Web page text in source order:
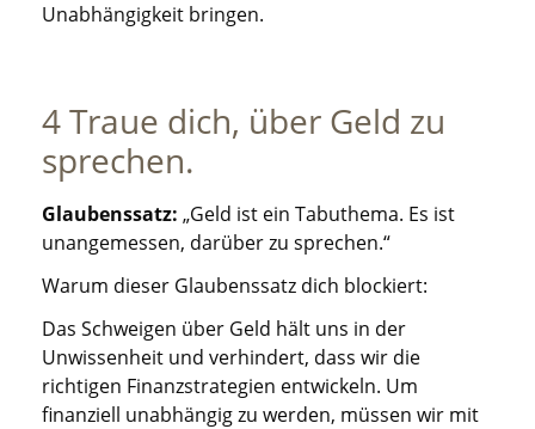
Unabhängigkeit bringen.
4 Traue dich, über Geld zu
sprechen.
Glaubenssatz: „Geld ist ein Tabuthema. Es ist
unangemessen, darüber zu sprechen.“
Warum dieser Glaubenssatz dich blockiert:
Das Schweigen über Geld hält uns in der
Unwissenheit und verhindert, dass wir die
richtigen Finanzstrategien entwickeln. Um
finanziell unabhängig zu werden, müssen wir mit